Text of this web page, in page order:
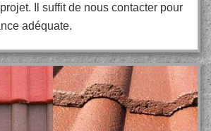
Il suffit de nous contacter pour
adéquate.